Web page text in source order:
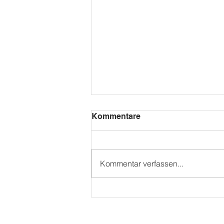
Kommentare
Kommentar verfassen...